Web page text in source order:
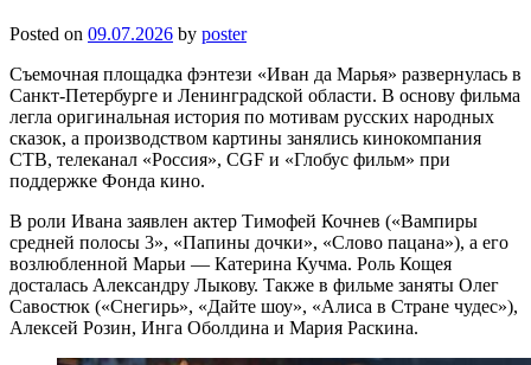
Posted on 09.07.2026 by poster
Съемочная площадка фэнтези «Иван да Марья» развернулась в
Санкт-Петербурге и Ленинградской области. В основу фильма
легла оригинальная история по мотивам русских народных
сказок, а производством картины занялись кинокомпания
СТВ, телеканал «Россия», CGF и «Глобус фильм» при
поддержке Фонда кино.
В роли Ивана заявлен актер Тимофей Кочнев («Вампиры
средней полосы 3», «Папины дочки», «Слово пацана»), а его
возлюбленной Марьи — Катерина Кучма. Роль Кощея
досталась Александру Лыкову. Также в фильме заняты Олег
Савостюк («Снегирь», «Дайте шоу», «Алиса в Стране чудес»),
Алексей Розин, Инга Оболдина и Мария Раскина.